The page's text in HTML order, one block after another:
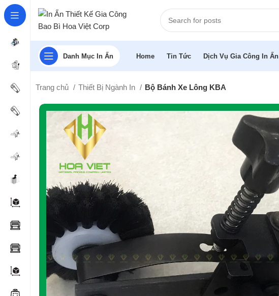
Danh Mục In Ấn Home Tin Tức Dịch Vụ Gia Công In Ấn
Trang chủ Thiết Bị Ngành In Bộ Bánh Xe Lông KBA